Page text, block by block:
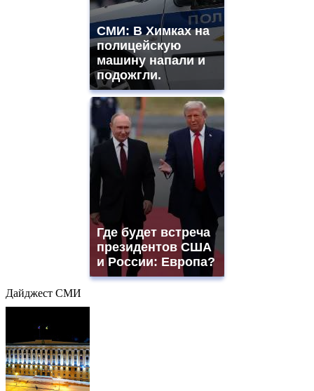
СМИ: В Химках на
полицейскую
машину напали и
подожгли.
Где будет встреча
президентов США
и России: Европа?
Дайджест СМИ